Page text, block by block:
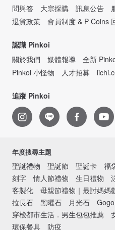
問與答
大宗採購 訊息公告
退貨政策
會員制度 & P Coins
認識 Pinkoi
關於我們
媒體報導 全新
Pinkoi 小怪物
人才招募
追蹤 Pinkoi
年度搜尋主題
聖誕禮物 聖誕節 聖誕卡 福
刻字
情人節禮物 生日禮物
客製化
母親節禮物｜最討媽媽
拉長石
黑曜石 月光石
穿梭都市生活．男生包包推薦
環保餐具
防疫